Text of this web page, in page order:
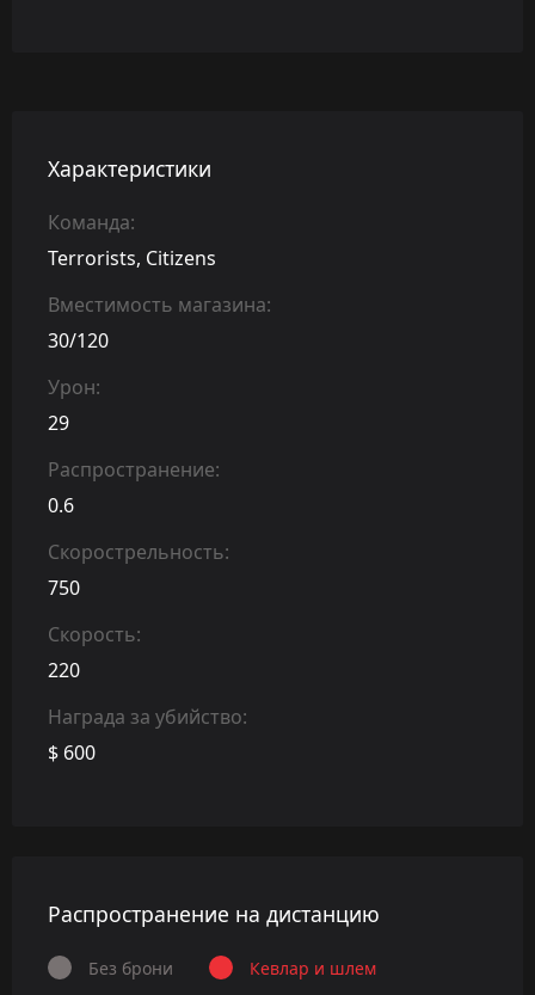
Характеристики
Команда:
Terrorists, Citizens
Вместимость магазина:
30/120
Урон:
29
Распространение:
0.6
Скорострельность:
750
Скорость:
220
Награда за убийство:
$ 600
Распространение на дистанцию
Без брони Кевлар и шлем